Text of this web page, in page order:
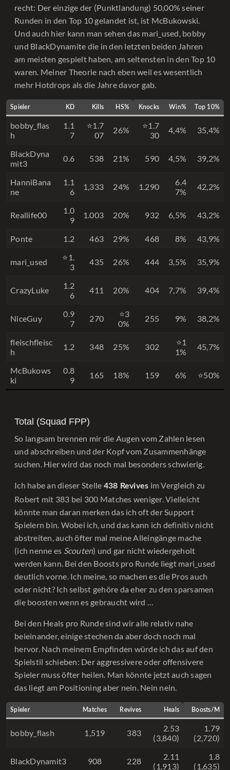
recht: Der einzige der (Punktlandung) 50,00% seiner
Runden in den Top 10 gelandet ist, ist McBukowski.
Und auch hier kann man sehen das mari_used, bobby
und BlackDynamite die in den letzten beiden Jahren
am meisten gespielt haben, am seltensten in den Top 10
waren. Meiner Theorie nach eben weil es wesentlich
mehr Hotdrops als die Jahre davor gab.
Spieler KD Kills HS% Knocks Win% Top 10%
bobby_flas
h
1.1
7
⭐1.7
07
26%
⭐1.7
30
4,4% 35,4%
BlackDyna
mit3
0.6 538 21% 590 4,5% 39,2%
HanniBana
ne
1.1
6
1,333 24% 1.290
6.4
7%
42,2%
Reallife00
1.0
9
1.003 20% 932 6,5% 43,2%
Ponte 1.2 463 29% 468 8% 43,9%
mari_used
⭐1.
3
435 26% 444 3,5% 35,9%
CrazyLuke
1.2
6
411 20% 404 7,7% 39,4%
NiceGuy
0.9
7
270
⭐3
0%
255 9% 38,2%
fleischfleisc
h
1.2 348 25% 302
⭐1
1%
45,7%
McBukows
ki
0.8
9
165 18% 159 6% ⭐50%
Total (Squad FPP)
So langsam brennen mir die Augen vom Zahlen lesen
und abschreiben und der Kopf vom Zusammenhänge
suchen. Hier wird das noch mal besonders schwierig.
Ich habe an dieser Stelle 438 Revives im Vergleich zu
Robert mit 383 bei 300 Matches weniger. Vielleicht
könnte man daran merken das ich oft der Support
Spielern bin. Wobei ich, und das kann ich definitiv nicht
abstreiten, auch öfter mal meine Alleingänge mache
(ich nenne es Scouten) und gar nicht wiedergeholt
werden kann. Bei den Boosts pro Runde liegt mari_used
deutlich vorne. Ich meine, so machen es die Pros auch
oder nicht? Ich selbst gehöre da eher zu den sparsamen
die boosten wenn es gebraucht wird …
Bei den Heals pro Runde sind wir alle relativ nahe
beieinander, einige stechen da aber doch noch mal
hervor. Nach meinem Empfinden würde ich das auf den
Spielstil schieben: Der aggressivere oder offensivere
Spieler muss öfter heilen. Man könnte jetzt auch sagen
das liegt am Positioning aber nein. Nein nein.
Spieler Matches Revives Heals Boosts/M
bobby_flash 1,519 383
2.53
(3,840)
1.79
(2,720)
BlackDynamit3 908 228
2.11
(1,913)
1.8
(1,635)